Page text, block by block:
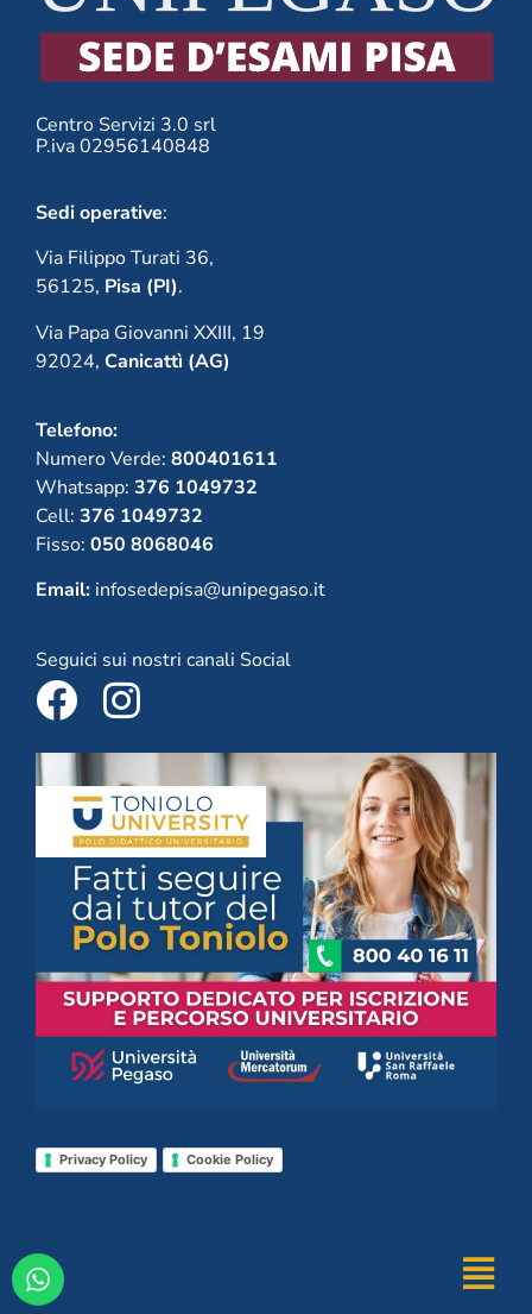
Centro Servizi 3.0 srl
P.iva 02956140848
Sedi operative:
Via Filippo Turati 36,
56125, Pisa (PI).
Via Papa Giovanni XXIII, 19
92024, Canicattì (AG)
Telefono:
Numero Verde: 800401611
Whatsapp: 376 1049732
Cell: 376 1049732
Fisso: 050 8068046
Email: infosedepisa@unipegaso.it
Seguici sui nostri canali Social
Privacy Policy Cookie Policy